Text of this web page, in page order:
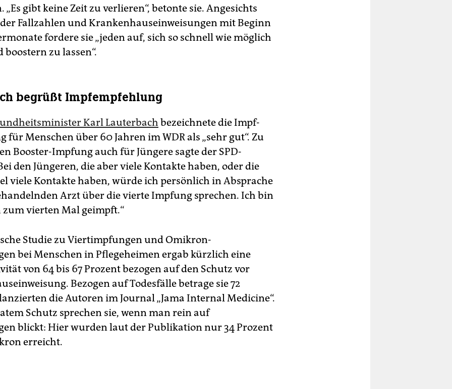
„Es gibt keine Zeit zu verlieren“, betonte sie. Angesichts
Fallzahlen und Krankenhauseinweisungen mit Beginn
fordere sie „jeden auf, sich so schnell wie möglich
zu lassen“.
begrüßt Impfempfehlung
Karl Lauterbach bezeichnete die Impf-
für Menschen über 60 Jahren im WDR als „sehr gut“. Zu
Booster-Impfung auch für Jüngere sagte der SPD-
den Jüngeren, die aber viele Kontakte haben, oder die
viele Kontakte haben, würde ich persönlich in Absprache
Arzt über die vierte Impfung sprechen. Ich bin
zum vierten Mal geimpft.“
Studie zu Viertimpfungen und Omikron-
bei Menschen in Pflegeheimen ergab kürzlich eine
von 64 bis 67 Prozent bezogen auf den Schutz vor
Bezogen auf Todesfälle betrage sie 72
die Autoren im Journal „Jama Internal Medicine“.
Schutz sprechen sie, wenn man rein auf
blickt: Hier wurden laut der Publikation nur 34 Prozent
erreicht.